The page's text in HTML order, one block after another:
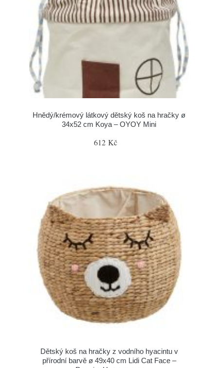
Hnědý/krémový látkový dětský koš na hračky ø
34x52 cm Koya – OYOY Mini
612 Kč
Dětský koš na hračky z vodního hyacintu v
přírodní barvě ø 49x40 cm Lidi Cat Face –